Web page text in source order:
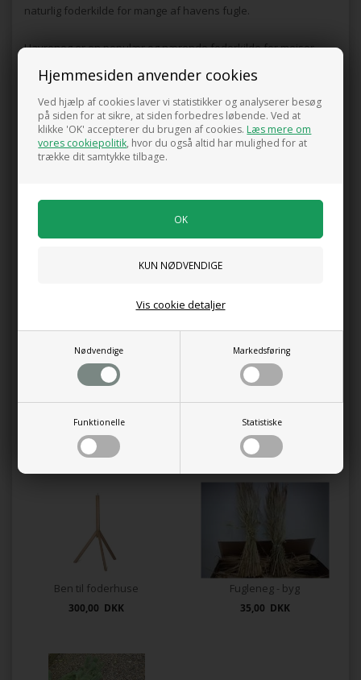
Hjemmesiden anvender cookies
Ved hjælp af cookies laver vi statistikker og analyserer besøg
på siden for at sikre, at siden forbedres løbende. Ved at
klikke 'OK' accepterer du brugen af cookies.Læs mere om
vores cookiepolitik, hvor du også altid har mulighed for at
trække dit samtykke tilbage.
Nødvendige Markedsføring
Funktionelle Statistiske
Vis cookie detaljer
naturlig foderkilde for mange af havens fugle.
Havreneg er en populær og nærende foderkilde for mejser,
spurve og andre småfugle, der har brug for energi i
vinterkulden. Når du hænger havreneg op i haven, hjælper du
fuglene med at klare sig gennem sæsonen – og du får samtidig
fornøjelsen af at følge deres liv tæt på.
Sådan bruger du havreneg i haven:
Brug flere bundter for et mere dekorativt udtryk.
Måske er du også interesseret i følgende
1.300,00 DKK 1.150,00 DKK
Ben til foderhuse
300,00 DKK
Fugleneg - byg
35,00 DKK